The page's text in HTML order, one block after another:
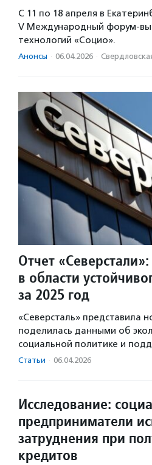
С 11 по 18 апреля в
V Международный форум-
технологий «Социо».
Анонсы · 06.04.2026 ·
Отчет
в области
за 2025 год
«Северсталь» представила
поделилась данными об
социальной политике и
Статьи · 06.04.2026
Исследование:
предприниматели
затруднения при
кредитов